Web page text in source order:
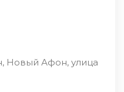
Новый Афон, улица